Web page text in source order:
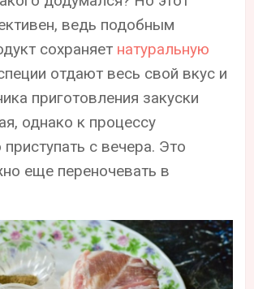
ведь подобным
сохраняет натуральную
отдают весь свой вкус и
приготовления закуски
однако к процессу
с вечера. Это
еще переночевать в